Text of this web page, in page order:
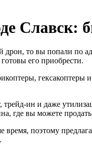
Славск:
дрон, то вы попали
его приобрести.
ин и даже
где вы можете
поэтому